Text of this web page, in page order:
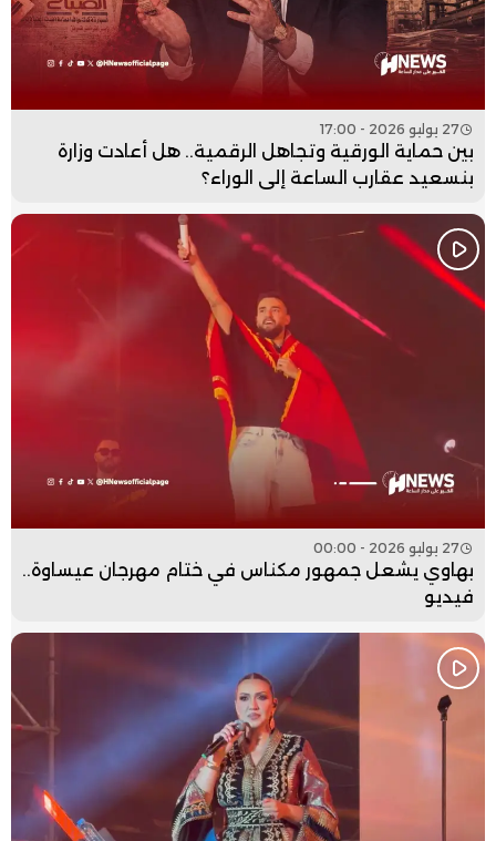
27 يوليو 2026 - 17:00
بين حماية الورقية وتجاهل الرقمية.. هل أعادت وزارة
بنسعيد عقارب الساعة إلى الوراء؟
27 يوليو 2026 - 00:00
بهاوي يشعل جمهور مكناس في ختام مهرجان عيساوة..
فيديو